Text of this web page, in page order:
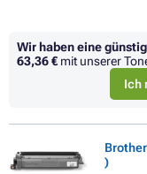
Wir haben eine
63,36 € mit unserer
Ich
)